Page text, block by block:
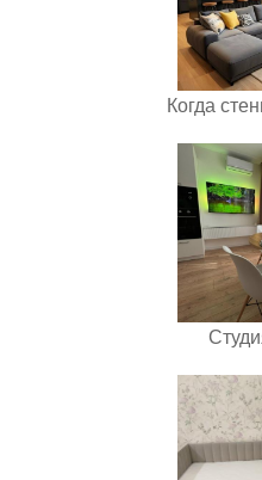
Когда